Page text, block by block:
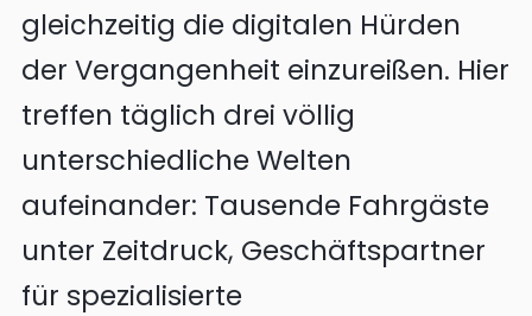
gleichzeitig die digitalen Hürden
der Vergangenheit einzureißen. Hier
treffen täglich drei völlig
unterschiedliche Welten
aufeinander: Tausende Fahrgäste
unter Zeitdruck, Geschäftspartner
für spezialisierte